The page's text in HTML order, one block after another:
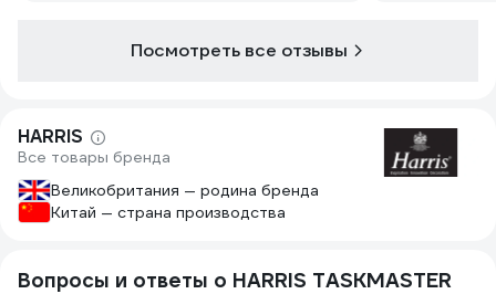
Посмотреть все отзывы
HARRIS
Все товары бренда
Великобритания — родина бренда
Китай — страна производства
Вопросы и ответы о HARRIS TASKMASTER